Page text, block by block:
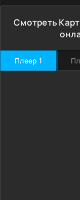
Смотреть
Плеер 1